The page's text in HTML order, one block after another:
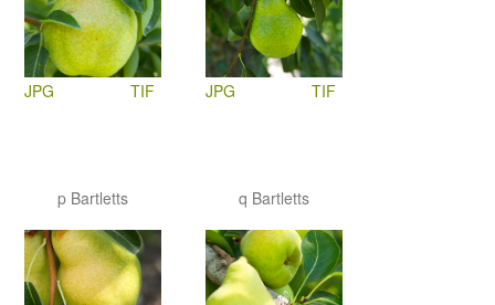
JPG TIF JPG TIF
p Bartletts q Bartletts